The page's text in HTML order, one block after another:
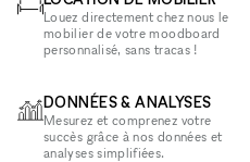
Louez directement chez nous le
mobilier de votre moodboard
personnalisé, sans tracas !
DONNÉES & ANALYSES
Mesurez et comprenez votre
succès grâce à nos données et
analyses simplifiées.